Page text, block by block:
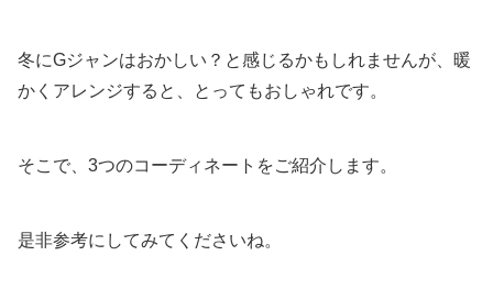
冬にGジャンはおかしい？と感じるかもしれませんが、暖
かくアレンジすると、とってもおしゃれです。
そこで、3つのコーディネートをご紹介します。
是非参考にしてみてくださいね。